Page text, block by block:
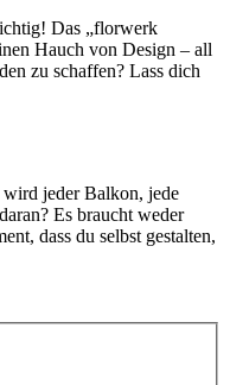
Das „florwerk
Hauch von Design – all
zu schaffen? Lass dich
jeder Balkon, jede
Es braucht weder
dass du selbst gestalten,